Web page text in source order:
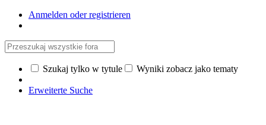
Anmelden oder registrieren
Szukaj tylko w tytule Wyniki zobacz jako tematy
Erweiterte Suche